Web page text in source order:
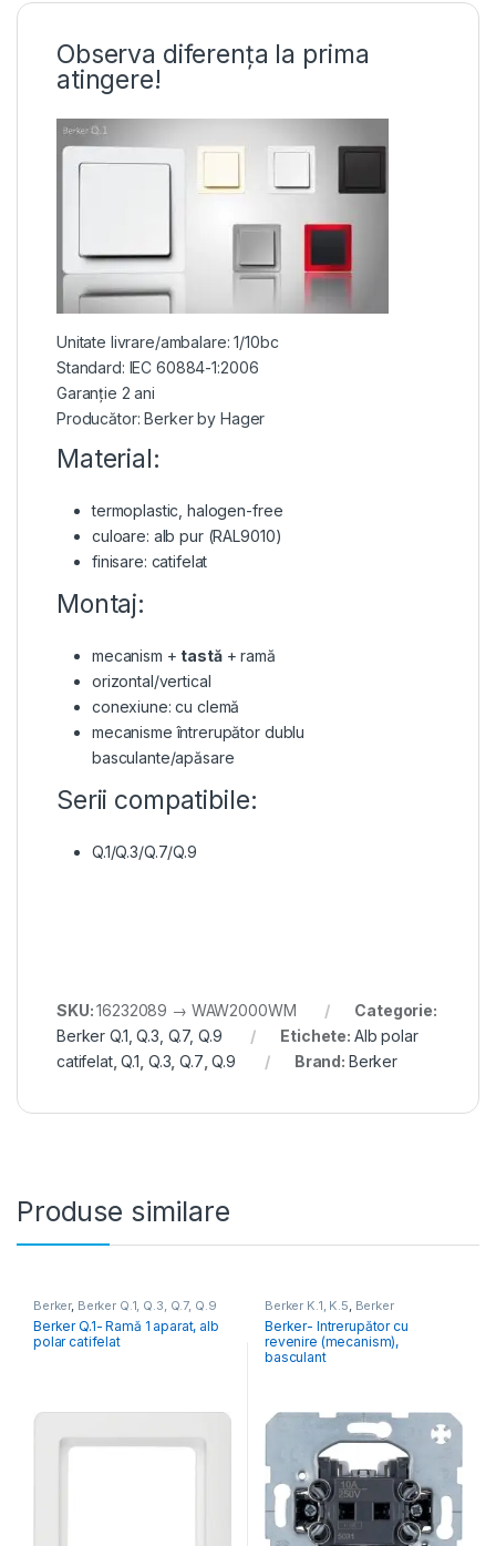
Observa diferența la prima
atingere!
Unitate livrare/ambalare: 1/10bc
Standard: IEC 60884-1:2006
Garanție 2 ani
Producător: Berker by Hager
Material:
termoplastic, halogen-free
culoare: alb pur (RAL9010)
finisare: catifelat
Montaj:
mecanism + tastă+ ramă
orizontal/vertical
conexiune: cu clemă
mecanisme întrerupător dublu
basculante/apăsare
Serii compatibile:
Q.1/Q.3/Q.7/Q.9
SKU:16232089 → WAW2000WM
Categorie:
Berker Q.1, Q.3, Q.7, Q.9
Etichete: Alb polar
catifelat,Q.1 Q.3 ,Q.7 ,Q.9 Brand: Berker
Produse similare
Berker, Berker Q.1, Q.3, Q.7, Q.9
Berker Q.1- Ramă 1 aparat, alb
polar catifelat
Berker K.1, K.5, Berker
Mecanisme & Accesorii
Q.1, Q.3, Q.7, Q.9,Berker R.1, R.3,
R.8,Berker S.1, B.3, B.7
Berker- Intrerupător cu
revenire (mecanism),
basculant